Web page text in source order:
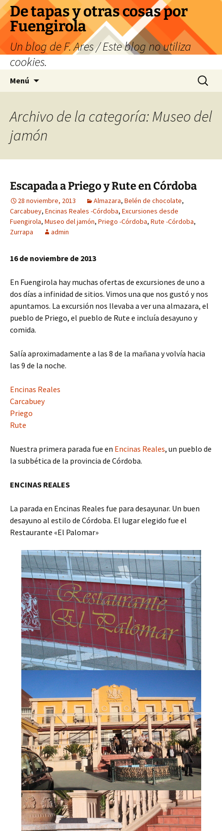
Saltar
al
contenido
De tapas y otras cosas por
Fuengirola
Un blog de F. Ares / Este blog no utiliza
cookies.
Menú Buscar:
Archivo de la categoría: Museo del
jamón
Escapada a Priego y Rute en Córdoba
28 noviembre, 2013 Almazara, Belén de chocolate,
Carcabuey, Encinas Reales -Córdoba, Excursiones desde
Fuengirola, Museo del jamón, Priego -Córdoba, Rute -Córdoba,
Zurrapa
admin
16 de noviembre de 2013
En Fuengirola hay muchas ofertas de excursiones de uno a
dos días a infinidad de sitios. Vimos una que nos gustó y nos
apuntamos. La excursión nos llevaba a ver una almazara, el
pueblo de Priego, el pueblo de Rute e incluía desayuno y
comida.
Salía aproximadamente a las 8 de la mañana y volvía hacia
las 9 de la noche.
Encinas Reales
Carcabuey
Priego
Rute
Nuestra primera parada fue en Encinas Reales, un pueblo de
la subbética de la provincia de Córdoba.
ENCINAS REALES
La parada en Encinas Reales fue para desayunar. Un buen
desayuno al estilo de Córdoba. El lugar elegido fue el
Restaurante «El Palomar»